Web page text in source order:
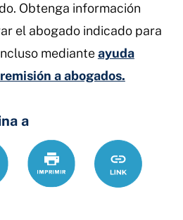
Obtenga información
el abogado indicado para
medianteayuda
a abogados.
a
Print https://
Link